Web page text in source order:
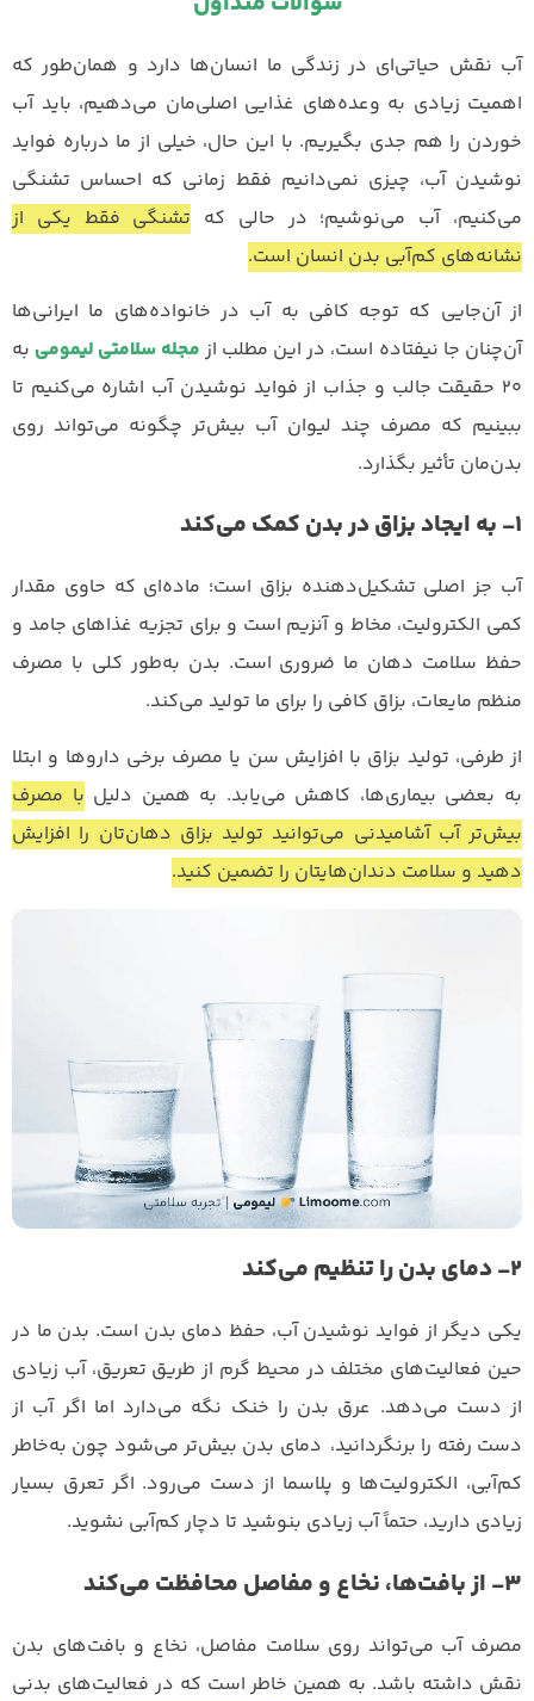
آب نقش حیاتی‌ای در زندگی ما انسان‌ها دارد و همان‌طور که
اهمیت زیادی به وعده‌های غذایی اصلی‌مان می‌دهیم، باید آب
خوردن را هم جدی بگیریم. با این حال، خیلی از ما درباره فواید
نوشیدن آب، چیزی نمی‌دانیم فقط زمانی که احساس تشنگی
می‌کنیم، آب می‌نوشیم؛ در حالی که تشنگی فقط یکی از
نشانه‌های کم‌آبی بدن انسان است.
از آن‌جایی که توجه کافی به آب در خانواده‌های ما ایرانی‌ها
آن‌چنان جا نیفتاده است، در این مطلب از مجله سلامتی لیمومی به
۲۰ حقیقت جالب و جذاب از فواید نوشیدن آب اشاره می‌کنیم تا
ببینیم که مصرف چند لیوان آب بیش‌تر چگونه می‌تواند روی
بدن‌مان تأثیر بگذارد.
۱- به ایجاد بزاق در بدن کمک می‌کند
آب جز اصلی تشکیل‌دهنده بزاق است؛ ماده‌ای که حاوی مقدار
کمی الکترولیت، مخاط و آنزیم است و برای تجزیه غذاهای جامد و
حفظ سلامت دهان ما ضروری است. بدن به‌طور کلی با مصرف
منظم مایعات، بزاق کافی را برای ما تولید می‌کند.
از طرفی، تولید بزاق با افزایش سن یا مصرف برخی داروها و ابتلا
به بعضی بیماری‌ها، کاهش می‌یابد. به همین دلیل با مصرف
بیش‌تر آب آشامیدنی می‌توانید تولید بزاق دهان‌تان را افزایش
دهید و سلامت دندان‌هایتان را تضمین کنید.
۲- دمای بدن را تنظیم می‌کند
یکی دیگر از فواید نوشیدن آب، حفظ دمای بدن است. بدن ما در
حین فعالیت‌های مختلف در محیط گرم از طریق تعریق، آب زیادی
از دست می‌دهد. عرق بدن را خنک نگه می‌دارد اما اگر آب از
دست رفته را برنگردانید، دمای بدن بیش‌تر می‌شود چون به‌خاطر
کم‌آبی، الکترولیت‌ها و پلاسما از دست می‌رود. اگر تعرق بسیار
زیادی دارید، حتماً آب زیادی بنوشید تا دچار کم‌آبی نشوید.
۳- از بافت‌ها، نخاع و مفاصل محافظت می‌کند
مصرف آب می‌تواند روی سلامت مفاصل، نخاع و بافت‌های بدن
نقش داشته باشد. به همین خاطر است که در فعالیت‌های بدنی